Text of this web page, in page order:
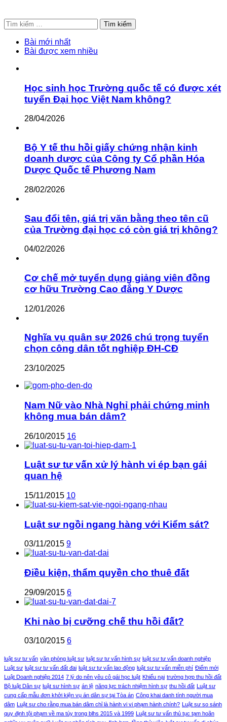
Tìm
kiếm
cho:
Bài mới nhất
Bài được xem nhiều
Học sinh học Trường quốc tế có được xét
tuyển Đại học Việt Nam không?
28/04/2026
Bộ Y tế thu hồi giấy chứng nhận kinh
doanh dược của Công ty Cổ phần Hóa
Dược Quốc tế Phương Nam
28/02/2026
Sau đổi tên, giá trị văn bằng theo tên cũ
của Trường đại học có còn giá trị không?
04/02/2026
Cơ chế mở tuyển dụng giảng viên đồng
cơ hữu Trường Cao đẳng Y Dược
12/01/2026
Nghĩa vụ quân sự 2026 chú trọng tuyển
chọn công dân tốt nghiệp ĐH-CĐ
23/10/2025
Nam Nữ vào Nhà Nghỉ phải chứng minh
không mua bán dâm?
26/10/2015 16
Luật sư tư vấn xử lý hành vi ép bạn gái
quan hệ
15/11/2015 10
Luật sư ngồi ngang hàng với Kiểm sát?
03/11/2015 9
Điều kiện, thẩm quyền cho thuê đất
29/09/2015 6
Khi nào bị cưỡng chế thu hồi đất?
03/10/2015 6
luật sư tư vấn văn phòng luật sư luật sư tư vấn hình sự luật sư tư vấn doanh nghiệp
Luật sư luật sư tư vấn đất đai luật sư tư vấn lao động luật sư tư vấn miễn phí Điểm mới
Luật Doanh nghiệp 2014 7 lý do nên yêu cô gái học luật Khiếu nại trường hợp thu hồi đất
Bộ luật Dân sự luật sư hình sự án lệ năng lực trách nhiệm hình sự thu hồi đất
Luật sư
cung cấp mẫu đơn khởi kiện vụ án dân sự tại Tòa án Công khai danh tính người mua
dâm
Luật sư cho rằng mua bán dâm chỉ là hành vi vi phạm hành chính?
Luật sư so sánh
quy định tội phạm về ma túy trong blhs 2015 và 1999
Luật sư tư vấn thủ tục tạm hoãn